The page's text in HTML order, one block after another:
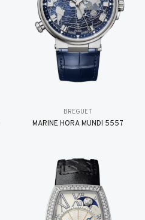
BREGUET
MARINE HORA MUNDI 5557